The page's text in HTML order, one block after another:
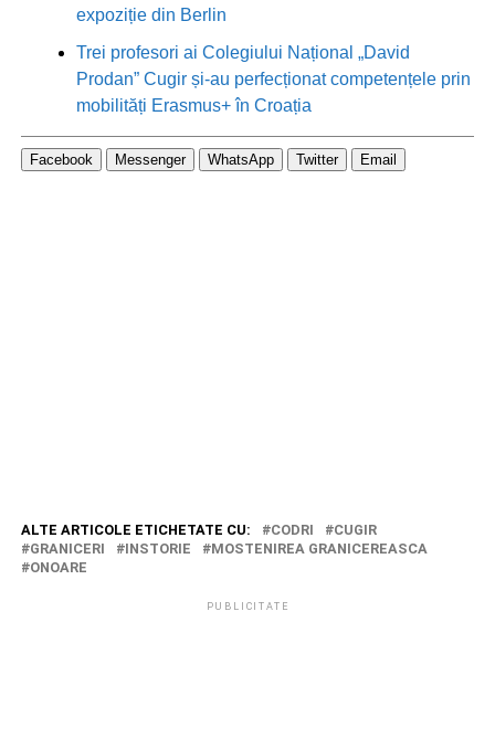
expoziție din Berlin
Trei profesori ai Colegiului Național „David
Prodan” Cugir și-au perfecționat competențele prin
mobilități Erasmus+ în Croația
Facebook Messenger WhatsApp Twitter Email
ALTE ARTICOLE ETICHETATE CU: CODRI
CUGIR
GRANICERI
INSTORIE
MOSTENIREA GRANICEREASCA
ONOARE
PUBLICITATE